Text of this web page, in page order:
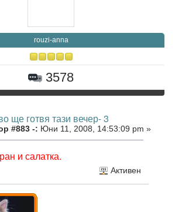
rouzi-anna
3578
ще готвя тази вечер- 3
#883 -: Юни 11, 2008, 14:53:09 pm »
и салатка.
Активен